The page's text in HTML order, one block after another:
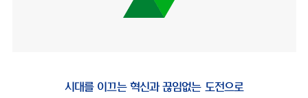
시대를 이끄는 혁신과 끊임없는 도전으로